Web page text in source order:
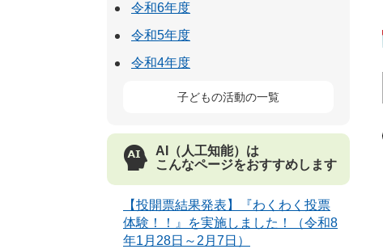
令和6年度
令和5年度
令和4年度
子どもの活動の一覧
AI（人工知能）は
こんなページをおすすめします
【投開票結果発表】『わくわく投票
体験！！』を実施しました！（令和8
年1月28日～2月7日）